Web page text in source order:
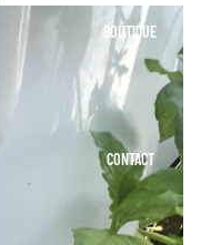
BOUTIQUE
CONTACT